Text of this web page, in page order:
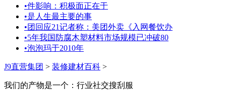
•件影响：积极面正在于
•是人生最主要的事
•团回应21记者称：美团外卖《入网餐饮办
•5年我国防腐木塑材料市场规模已冲破80
•泡泡玛于2010年
J9直营集团 > 装修建材百科 >
我们的产物是一个：行业社交搜刮服